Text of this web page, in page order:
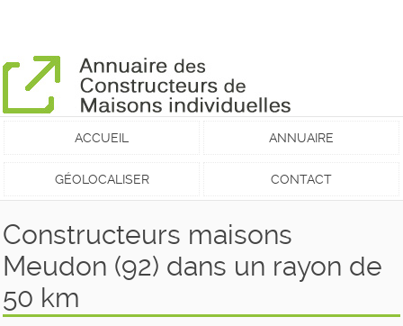
ACCUEIL ANNUAIRE
GÉOLOCALISER CONTACT
Constructeurs maisons
Meudon (92) dans un rayon de
50 km